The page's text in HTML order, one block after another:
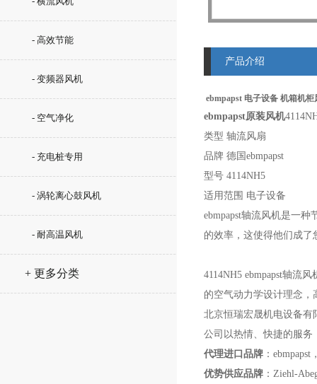
- 高效节能
- 变频器风机
- 空气净化
- 充电桩专用
- 涡轮离心鼓风机
- 耐高温风机
+ 更多分类
产品介绍
ebmpapst 电子设备 机箱机柜
ebmpapst原装风机
类型 轴流风扇
品牌 德国ebmpapst
型号 4114NH5
适用范围 电子设备
ebmpapst轴流风机是一
的效率，这使得他们成
4114NH5 ebmpapst轴流
的空气动力学设计理念
北京恒瑞宏晟机电设备有
公司以热情、快捷的服务
代理进口 品牌 ：
优势供应品牌 ： Ziehl-